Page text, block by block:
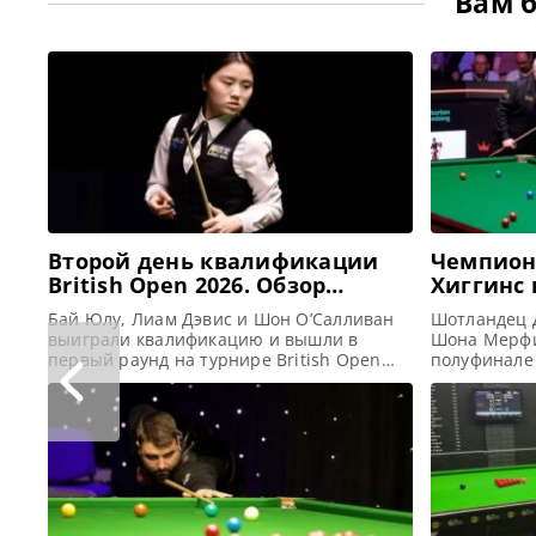
Второй день квалификации
British Open 2026. Обзор
матчей
Бай Юлу, Лиам Дэвис и Шон О’Салливан
выиграли квалификацию и вышли в
первый раунд на турнире British Open
2026, сообщает WST Двукратная
чемпионка мира среди женщин Бай Юлу
одержала свою первую победу в этом
сезоне, победив канадца Сахиль Найяра
со счетом 4-1 и завоевал себе место в
финальных этапах British Open 2026.
После того, как
Хиггинс
против
Шотландец
Шона
сообщает
финала
После трех
счетом 13-